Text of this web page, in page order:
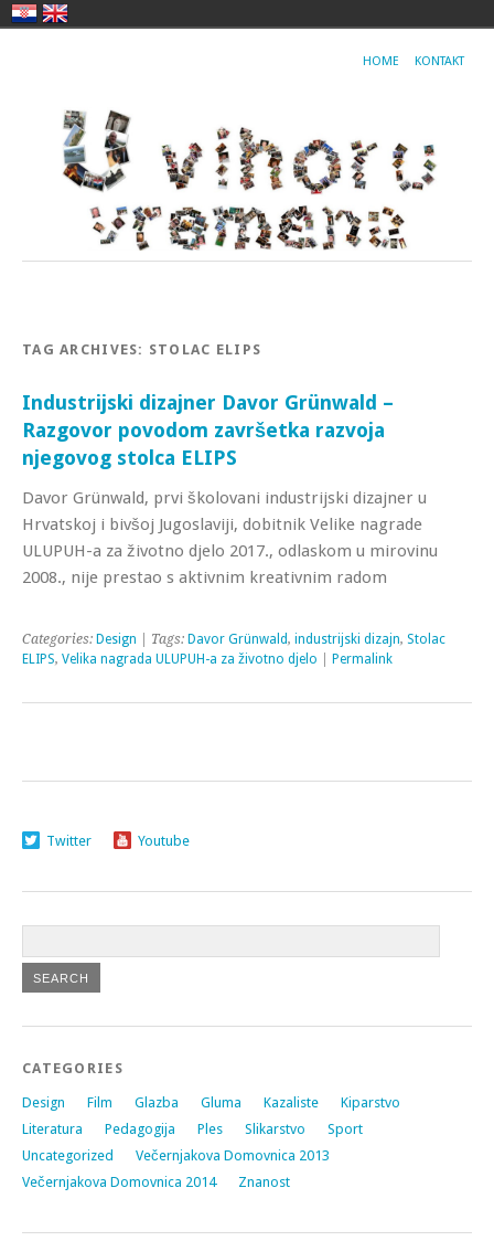
HOME KONTAKT
TAG ARCHIVES: STOLAC ELIPS
Industrijski dizajner Davor Grünwald –
Razgovor povodom završetka razvoja
njegovog stolca ELIPS
Davor Grünwald, prvi školovani industrijski dizajner u
Hrvatskoj i bivšoj Jugoslaviji, dobitnik Velike nagrade
ULUPUH-a za životno djelo 2017., odlaskom u mirovinu
2008., nije prestao s aktivnim kreativnim radom
Categories: Design | Tags: Davor Grünwald, industrijski dizajn, Stolac
ELIPS, Velika nagrada ULUPUH-a za životno djelo Permalink
Twitter Youtube
CATEGORIES
Design Film Glazba Gluma Kazaliste
Kiparstvo
Literatura
Pedagogija Ples Slikarstvo
Sport
Uncategorized
Večernjakova Domovnica 2013
Večernjakova Domovnica 2014
Znanost